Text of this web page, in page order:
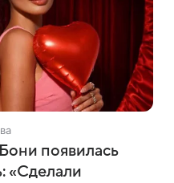
появилась
«Сделали